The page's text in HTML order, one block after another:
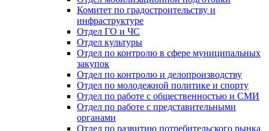
Комитет по градостроительству и
инфраструктуре
Отдел ГО и ЧС
Отдел культуры
Отдел по контролю в сфере муниципальных
закупок
Отдел по контролю и делопроизводству
Отдел по молодежной политике и спорту
Отдел по работе с общественностью и СМИ
Отдел по работе с представительными
органами
Отдел по развитию потребительского рынка